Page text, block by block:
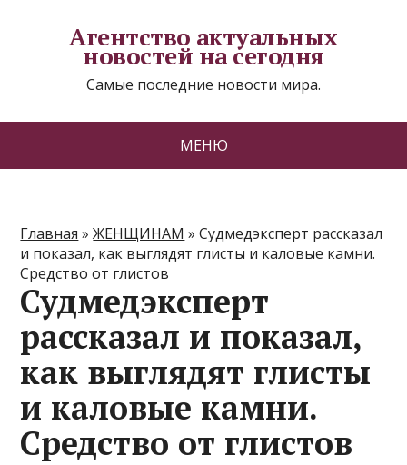
Агентство актуальных
новостей на сегодня
Самые последние новости мира.
МЕНЮ
Главная »ЖЕНЩИНАМ »Судмедэксперт рассказал
и показал, как выглядят глисты и каловые камни.
Средство от глистов
Судмедэксперт
рассказал и показал,
как выглядят глисты
и каловые камни.
Средство от глистов